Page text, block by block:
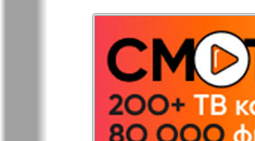
Остров там и тут
Переселенец